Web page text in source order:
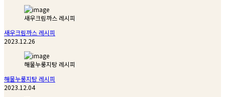
새우크림까스 레시피
새우크림까스 레시피
2023.12.26
해물누룽지탕 레시피
해물누룽지탕 레시피
2023.12.04